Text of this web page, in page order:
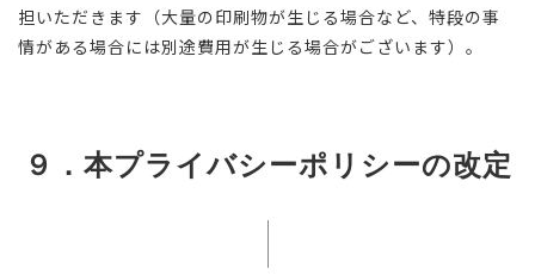
担いただきます（大量の印刷物が生じる場合など、特段の事
情がある場合には別途費用が生じる場合がございます）。
９．本プライバシーポリシーの改定